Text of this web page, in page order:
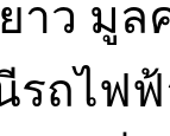
าว มู
ถไฟ